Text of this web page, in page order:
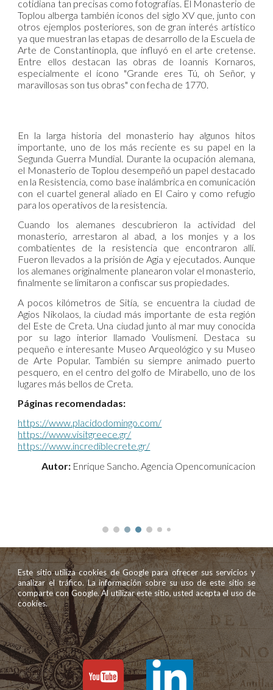
cotidiana tan precisas como fotografías. El Monasterio de
Toplou alberga también iconos del siglo XV que, junto con
otros ejemplos posteriores, son de gran interés artístico
ya que muestran las etapas de desarrollo de la Escuela de
Arte de Constantinopla, que influyó en el arte cretense.
Entre ellos destacan las obras de Ioannis Kornaros,
especialmente el ícono "Grande eres Tú, oh Señor, y
maravillosas son tus obras" con fecha de 1770.
En la larga historia del monasterio hay algunos hitos
importante, uno de los más reciente es su papel en la
Segunda Guerra Mundial. Durante la ocupación alemana,
el Monasterio de Toplou desempeñó un papel destacado
en la Resistencia, como base inalámbrica en comunicación
con el cuartel general aliado en El Cairo y como refugio
para los operativos de la resistencia.
Cuando los alemanes descubrieron la actividad del
monasterio, arrestaron al abad, a los monjes y a los
combatientes de la resistencia que encontraron allí.
Fueron llevados a la prisión de Agia y ejecutados. Aunque
los alemanes originalmente planearon volar el monasterio,
finalmente se limitaron a confiscar sus propiedades.
A pocos kilómetros de Sitía, se encuentra la ciudad de
Agios Nikolaos, la ciudad más importante de esta región
del Este de Creta. Una ciudad junto al mar muy conocida
por su lago interior llamado Voulismeni. Destaca su
pequeño e interesante Museo Arqueológico y su Museo
de Arte Popular. También su siempre animado puerto
pesquero, en el centro del golfo de Mirabello, uno de los
lugares más bellos de Creta.
Páginas recomendadas:
https://www.placidodomingo.com/
https://www.visitgreece.gr/
https://www.incrediblecrete.gr/
Autor:Enrique Sancho. Agencia Opencomunicacion
Este sitio utiliza cookies de Google para ofrecer sus servicios y
analizar el tráfico. La información sobre su uso de este sitio se
comparte con Google. Al utilizar este sitio, usted acepta el uso de
cookies.